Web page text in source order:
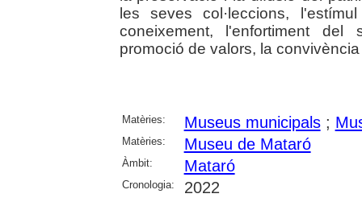
les seves col·leccions,
coneixement, l'enfortiment
promoció de valors, la
Matèries: Museus municipals;
Matèries: Museu de Mataró
Àmbit: Mataró
Cronologia: 2022